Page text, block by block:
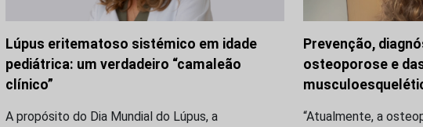
Lúpus eritematoso sistémico em idade
pediátrica: um verdadeiro “camaleão
clínico”
A propósito do Dia Mundial do Lúpus, a
Prevenção,
osteoporose e
“Atualmente, a